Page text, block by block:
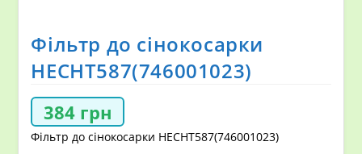
Фільтр до сінокосарки
HECHT587(746001023)
384 грн
Фільтр до сінокосарки HECHT587(746001023)